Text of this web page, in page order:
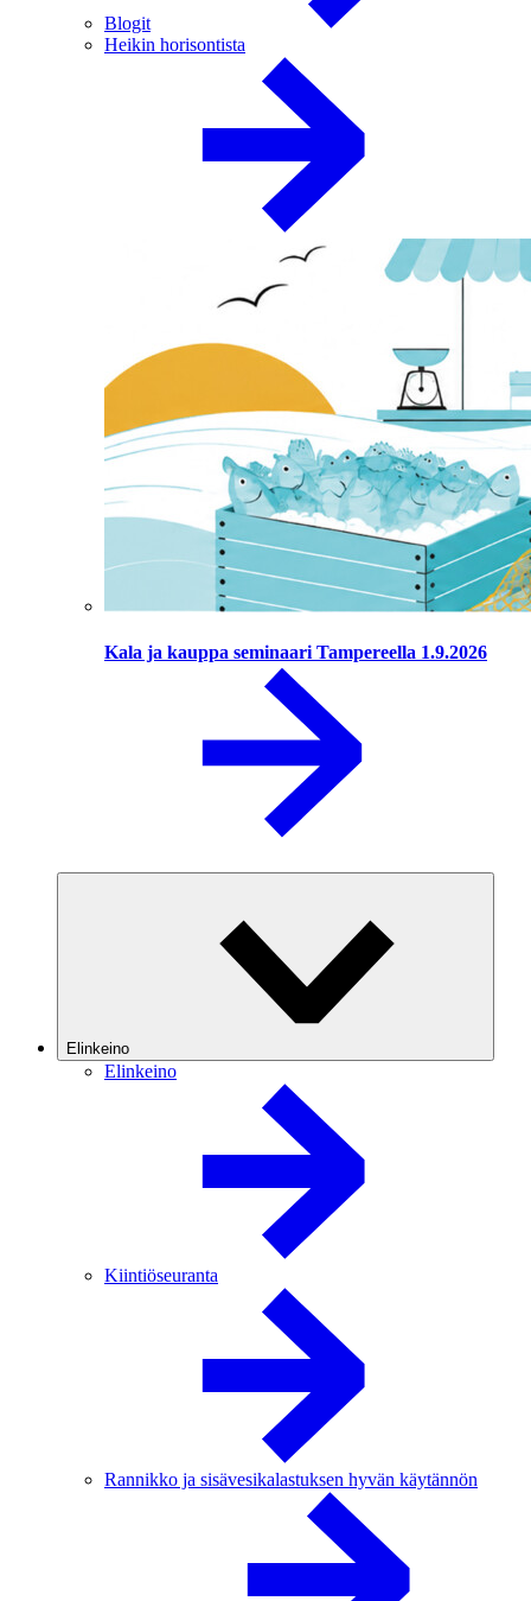
Blogit
Heikin horisontista
Kala ja kauppa seminaari Tampereella 1.9.2026
Elinkeino
Elinkeino
Kiintiöseuranta
Rannikko ja sisävesikalastuksen hyvän käytännön